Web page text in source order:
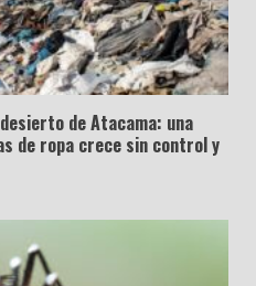
de Atacama: una
de ropa crece sin control y